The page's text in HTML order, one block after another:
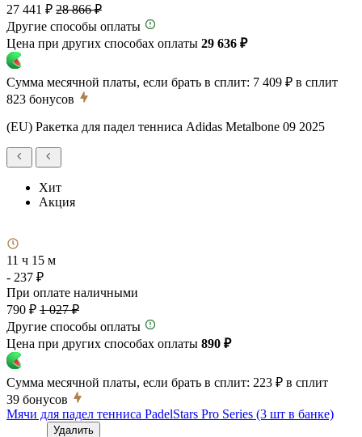
27 441 ₽ 28 866 ₽
Другие способы оплаты
Цена при других способах оплаты 29 636 ₽
Сумма месячной платы, если брать в сплит: 7 409 ₽ в сплит
823 бонусов
(EU) Ракетка для падел тенниса Adidas Metalbone 09 2025
Хит
Акция
11 ч 15 м
- 237 ₽
При оплате наличными
790 ₽ 1 027 ₽
Другие способы оплаты
Цена при других способах оплаты 890 ₽
Сумма месячной платы, если брать в сплит: 223 ₽ в сплит
39 бонусов
Мячи для падел тенниса PadelStars Pro Series (3 шт в банке)
Удалить